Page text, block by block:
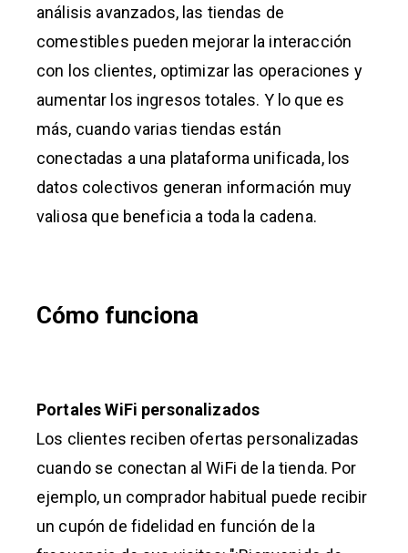
análisis avanzados, las tiendas de
comestibles pueden mejorar la interacción
con los clientes, optimizar las operaciones y
aumentar los ingresos totales. Y lo que es
más, cuando varias tiendas están
conectadas a una plataforma unificada, los
datos colectivos generan información muy
valiosa que beneficia a toda la cadena.
Cómo funciona
Portales WiFi personalizados
Los clientes reciben ofertas personalizadas
cuando se conectan al WiFi de la tienda. Por
ejemplo, un comprador habitual puede recibir
un cupón de fidelidad en función de la